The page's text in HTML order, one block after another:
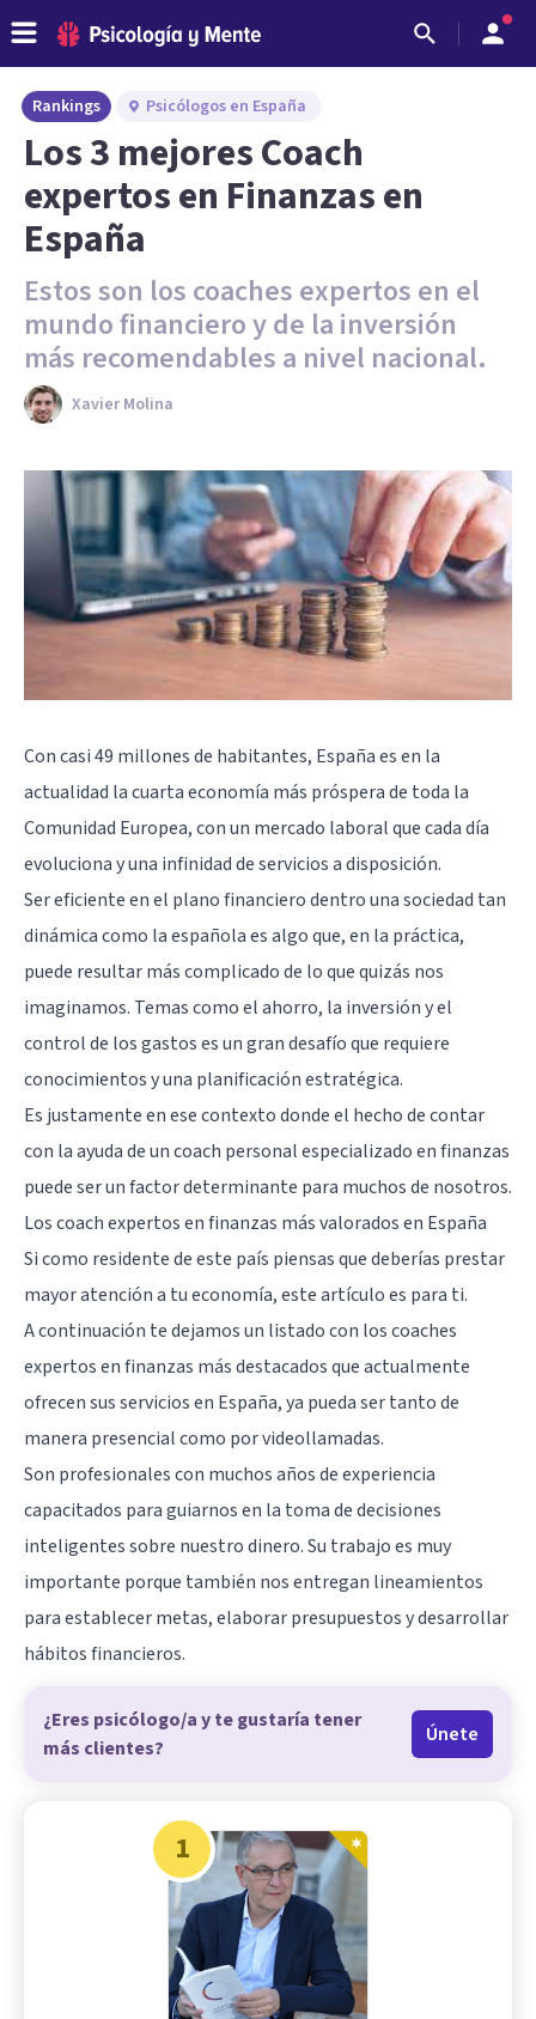
Rankings Psicólogos en España
Los 3 mejores Coach
expertos en Finanzas en
España
Estos son los coaches expertos en el
mundo financiero y de la inversión
más recomendables a nivel nacional.
Xavier Molina
Con casi 49 millones de habitantes, España es en la
actualidad la cuarta economía más próspera de toda la
Comunidad Europea, con un mercado laboral que cada día
evoluciona y una infinidad de servicios a disposición.
Ser eficiente en el plano financiero dentro una sociedad tan
dinámica como la española es algo que, en la práctica,
puede resultar más complicado de lo que quizás nos
imaginamos. Temas como el ahorro, la inversión y el
control de los gastos es un gran desafío que requiere
conocimientos y una planificación estratégica.
Es justamente en ese contexto donde el hecho de contar
con la ayuda de un coach personal especializado en finanzas
puede ser un factor determinante para muchos de nosotros.
Los coach expertos en finanzas más valorados en España
Si como residente de este país piensas que deberías prestar
mayor atención a tu economía, este artículo es para ti.
A continuación te dejamos un listado con los coaches
expertos en finanzas más destacados que actualmente
ofrecen sus servicios en España, ya pueda ser tanto de
manera presencial como por videollamadas.
Son profesionales con muchos años de experiencia
capacitados para guiarnos en la toma de decisiones
inteligentes sobre nuestro dinero. Su trabajo es muy
importante porque también nos entregan lineamientos
para establecer metas, elaborar presupuestos y desarrollar
hábitos financieros.
¿Eres psicólogo/a y te gustaría tener
más clientes?
Únete
1